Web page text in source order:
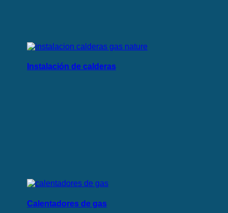
Instalación de calderas
Calentadores de gas